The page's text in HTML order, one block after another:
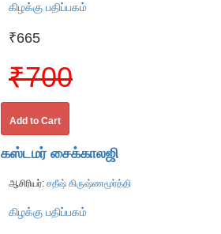
கிழக்கு பதிப்பகம்
₹665
₹700
Add to Cart
கஸ்டமர் சைக்காலஜி
ஆசிரியர்: சதீஷ் கிருஷ்ணமூர்த்தி
கிழக்கு பதிப்பகம்